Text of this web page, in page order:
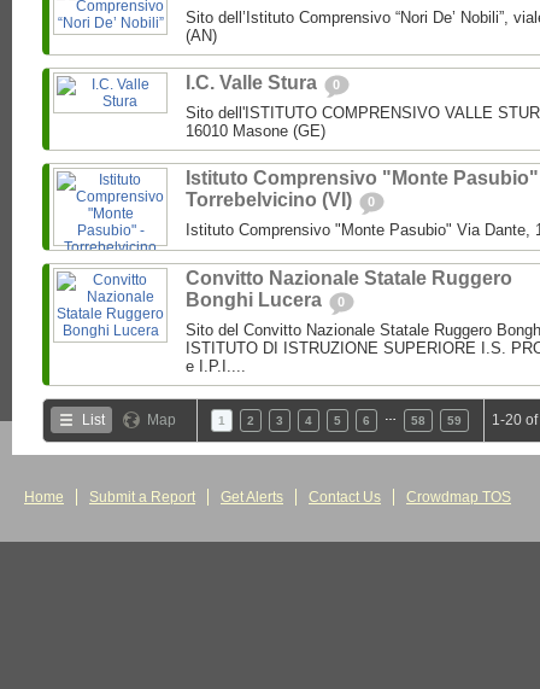
Sito dell’Istituto Comprensivo “Nori De’ Nobili”,
(AN)
I.C. Valle Stura 0
Sito dell'ISTITUTO COMPRENSIVO VALLE
16010 Masone (GE)
Istituto Comprensivo "Monte
Torrebelvicino (VI)
0
Istituto Comprensivo "Monte Pasubio" Via Dante,
Convitto Nazionale Statale Ruggero
Bonghi Lucera
0
Sito del Convitto Nazionale Statale Ruggero
ISTITUTO DI ISTRUZIONE SUPERIORE I.S.
e I.P.I....
List Map 1 2 3 4 5 6 58 59 1-20
Home Submit a Report Get Alerts Contact Us Crowdmap TOS